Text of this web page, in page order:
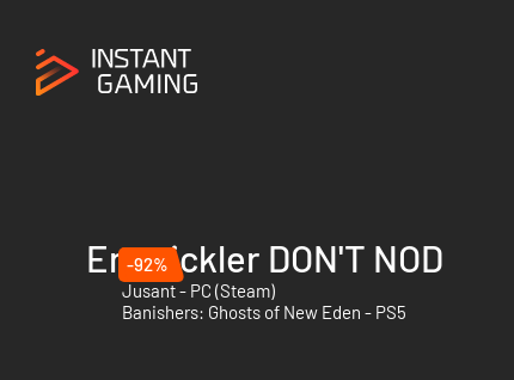
Entwickler DON'T NOD
-92%
Jusant - PC (Steam)
Banishers: Ghosts of New Eden - PS5